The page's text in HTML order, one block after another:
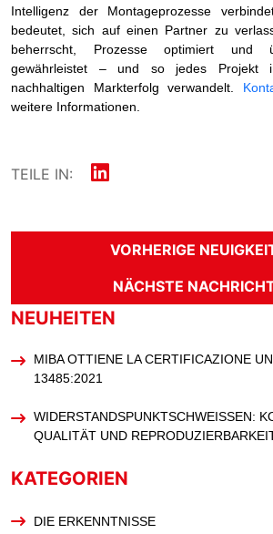
Intelligenz der Montageprozesse
bedeutet, sich auf einen Partner zu
beherrscht, Prozesse optimiert und
gewährleistet – und so jedes Projekt
nachhaltigen Markterfolg verwandelt.
weitere Informationen.
TEILE IN:
VORHERIGE
NÄCHSTE
NEUHEITEN
MIBA OTTIENE LA CERTIFICAZIONE
13485:2021
WIDERSTANDSPUNKTSCHWEISSEN:
UALITÄT UND REPRODUZIERBARKEIT
KATEGORIEN
DIE ERKENNTNISSE